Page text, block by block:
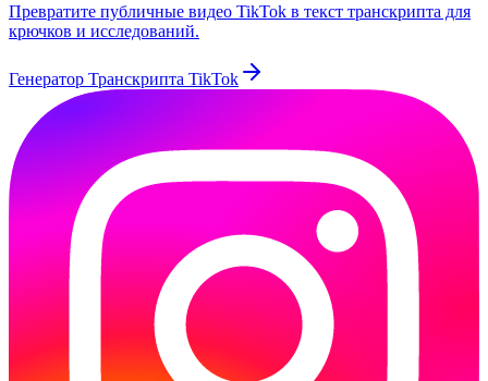
Превратите публичные видео TikTok в текст транскрипта для
крючков и исследований.
Генератор Транскрипта TikTok